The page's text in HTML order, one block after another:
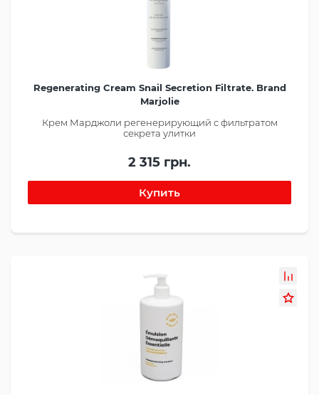
Regenerating Cream Snail Secretion Filtrate. Brand
Marjolie
Крем Марджоли регенерирующий с фильтратом
секрета улитки
2 315 грн.